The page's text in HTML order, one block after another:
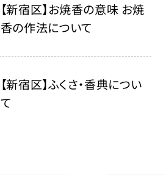
【新宿区】お焼香の意味 お焼
香の作法について
【新宿区】ふくさ・香典につい
て